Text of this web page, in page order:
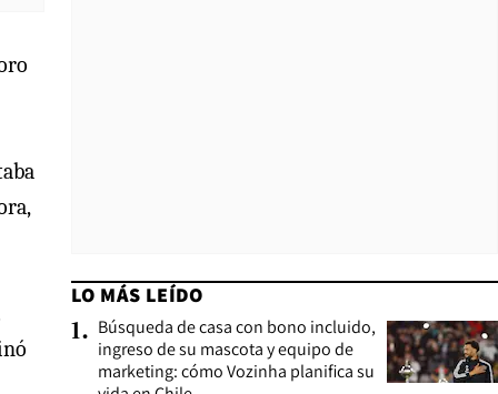
LO MÁS LEÍDO
1. Búsqueda de casa con bono incluido,
ingreso de su mascota y equipo de
marketing: cómo Vozinha planifica su